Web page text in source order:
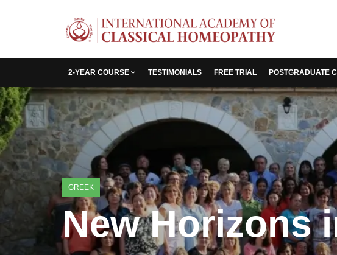
2-YEAR COURSE TESTIMONIALS FREE TRIAL POSTGRADUATE
GREEK
New Horizons